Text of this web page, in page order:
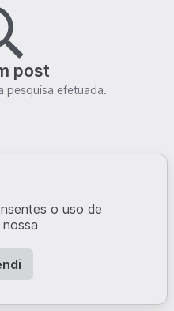
post
pesquisa efetuada.
o uso de